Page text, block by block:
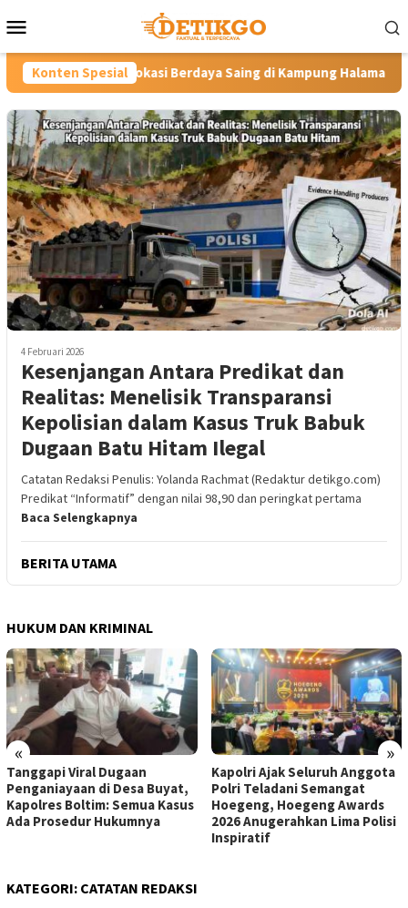
ke
Mobile
Konten Spesial
Berdaya Saing di Kampung Halaman Ibunda Presiden
4 Februari 2026
Kesenjangan Antara Predikat dan
Realitas: Menelisik Transparansi
Kepolisian dalam Kasus Truk Babuk
Dugaan Batu Hitam Ilegal
Catatan Redaksi Penulis: Yolanda Rachmat (Redaktur detikgo.com)
Predikat “Informatif” dengan nilai 98,90 dan peringkat pertama
Baca Selengkapnya
BERITA UTAMA
HUKUM DAN KRIMINAL
« »
Tanggapi Viral Dugaan
Penganiayaan di Desa Buyat,
Kapolres Boltim: Semua Kasus
Ada Prosedur Hukumnya
Kapolri Ajak Seluruh Anggota
Polri Teladani Semangat
Hoegeng, Hoegeng Awards
2026 Anugerahkan Lima Polisi
Inspiratif
KATEGORI: CATATAN REDAKSI